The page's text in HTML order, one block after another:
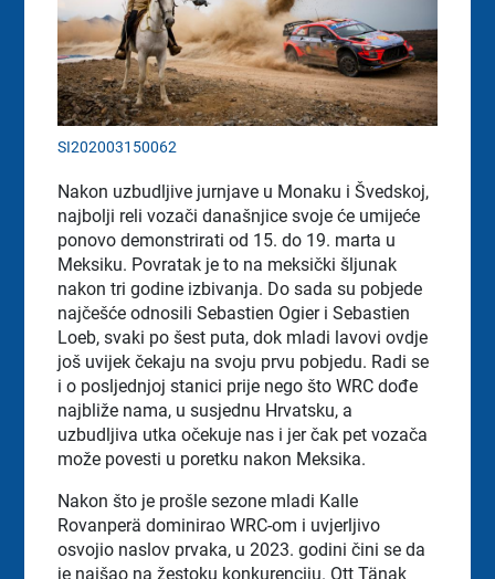
SI202003150062
Nakon uzbudljive jurnjave u Monaku i Švedskoj,
najbolji reli vozači današnjice svoje će umijeće
ponovo demonstrirati od 15. do 19. marta u
Meksiku. Povratak je to na meksički šljunak
nakon tri godine izbivanja. Do sada su pobjede
najčešće odnosili Sebastien Ogier i Sebastien
Loeb, svaki po šest puta, dok mladi lavovi ovdje
još uvijek čekaju na svoju prvu pobjedu. Radi se
i o posljednjoj stanici prije nego što WRC dođe
najbliže nama, u susjednu Hrvatsku, a
uzbudljiva utka očekuje nas i jer čak pet vozača
može povesti u poretku nakon Meksika.
Nakon što je prošle sezone mladi Kalle
Rovanperä dominirao WRC-om i uvjerljivo
osvojio naslov prvaka, u 2023. godini čini se da
je naišao na žestoku konkurenciju. Ott Tänak